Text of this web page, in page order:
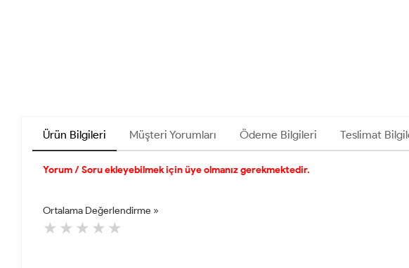
Ürün Bilgileri Müşteri Yorumları Ödeme Bilgileri Teslimat
Yorum / Soru ekleyebilmek için üye olmanız gerekmektedir.
Ortalama Değerlendirme »